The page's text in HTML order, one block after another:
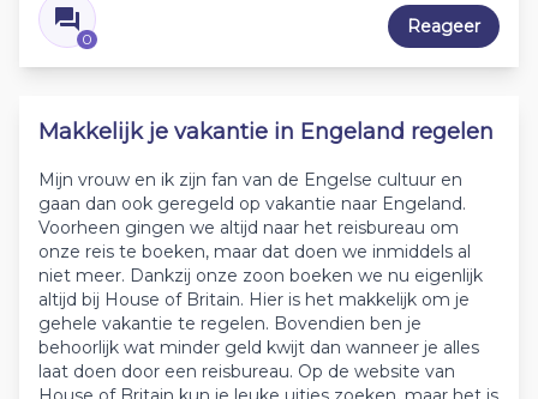
0
Reageer
Makkelijk je vakantie in Engeland regelen
Mijn vrouw en ik zijn fan van de Engelse cultuur en
gaan dan ook geregeld op vakantie naar Engeland.
Voorheen gingen we altijd naar het reisbureau om
onze reis te boeken, maar dat doen we inmiddels al
niet meer. Dankzij onze zoon boeken we nu eigenlijk
altijd bij House of Britain. Hier is het makkelijk om je
gehele vakantie te regelen. Bovendien ben je
behoorlijk wat minder geld kwijt dan wanneer je alles
laat doen door een reisbureau. Op de website van